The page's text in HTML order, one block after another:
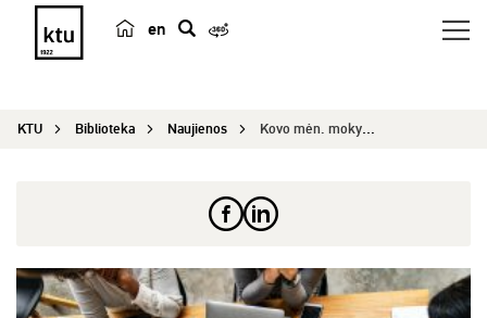
en
e
KTU Biblioteka Naujienos Kovo mėn. mokymai